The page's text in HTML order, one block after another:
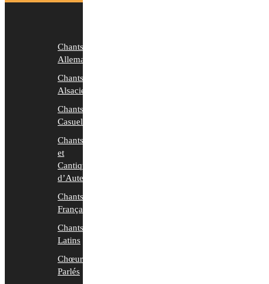
Chants
Allemands
Chants
Alsaciens
Chants
Casuels
Chants
et
Cantiques
d’Auteurs
Chants
Français
Chants
Latins
Chœurs
Parlés